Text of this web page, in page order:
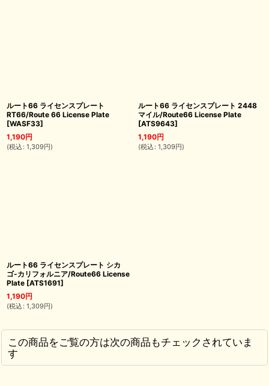
ルート66 ライセンスプレート
RT66/Route 66 License Plate
[WASF33]
1,190円
(税込 : 1,309円)
ルート66 ライセンスプレート 2448
マイル/Route66 License Plate
[ATS9643]
1,190円
(税込 : 1,309円)
ルート66 ライセンスプレート シカ
ゴ-カリフォルニア/Route66 License
Plate [ATS1691]
1,190円
(税込 : 1,309円)
この商品をご覧の方は次の商品もチェックされていま
す